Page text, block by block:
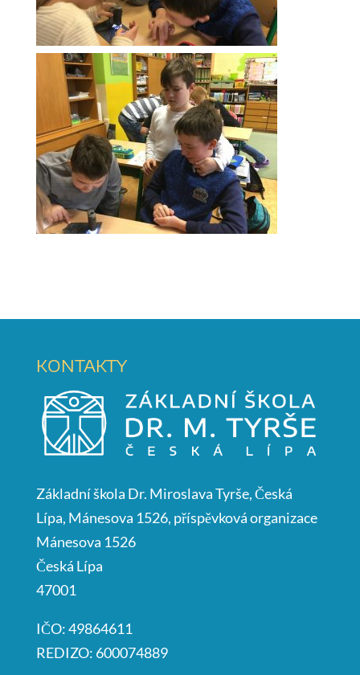
KONTAKTY
Základní škola Dr. Miroslava Tyrše, Česká
Lípa, Mánesova 1526, příspěvková organizace
Mánesova 1526
Česká Lípa
47001
IČO: 49864611
REDIZO: 600074889